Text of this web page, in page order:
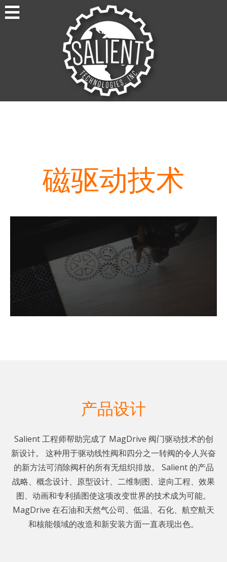
Skip
to
Salient Technologies
Product Development
磁驱动技术
产品设计
Salient 工程师帮助完成了 MagDrive 阀门驱动技术的创
新设计。 这种用于驱动线性阀和四分之一转阀的令人兴奋
的新方法可消除阀杆的所有无组织排放。 Salient 的产品
战略、概念设计、原型设计、二维制图、逆向工程、效果
图、动画和专利插图使这项改变世界的技术成为可能。
MagDrive 在石油和天然气公司、低温、石化、航空航天
和核能领域的改造和新安装方面一直表现出色。